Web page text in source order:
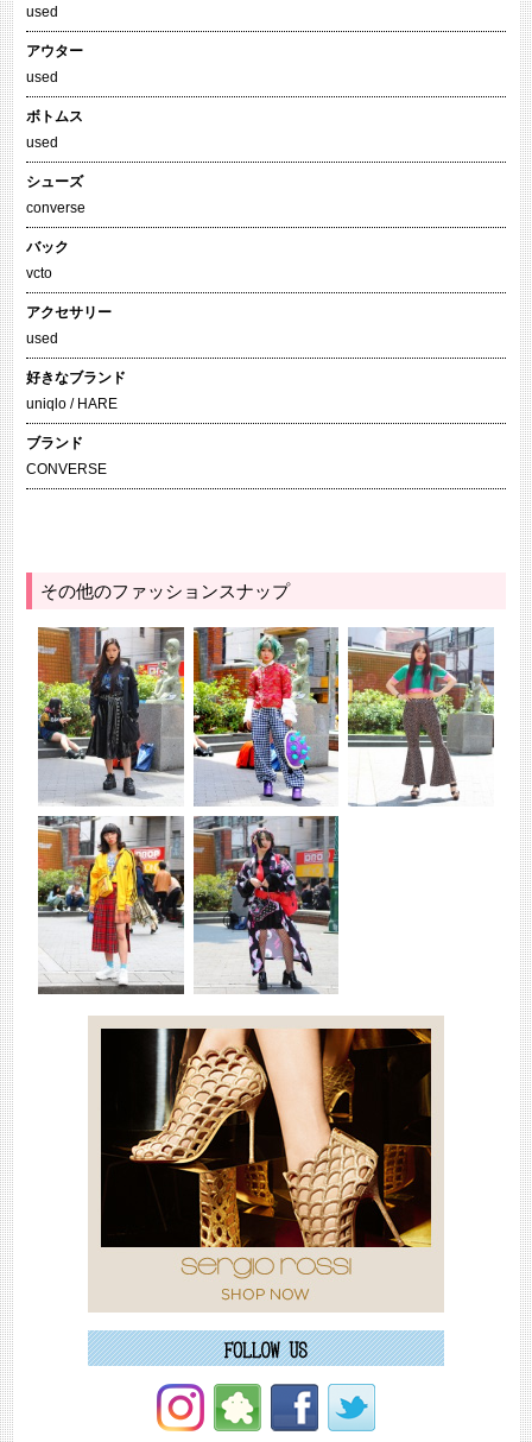
used
アウター
used
ボトムス
used
シューズ
converse
バック
vcto
アクセサリー
used
好きなブランド
uniqlo / HARE
ブランド
CONVERSE
その他のファッションスナップ